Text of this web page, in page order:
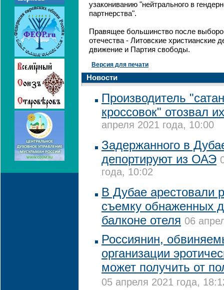
узакониванию "нейтрального в
партнерства".
Правящее большинство после
отечества - Литовские христианские
движение и Партия свободы.
Версия для печати
Новости
Производитель
кроссовок" отозвал
апреля 2021 года, 10:00
Задержанного в
депортируют из ОАЭ
года, 10:02
В Дубае арестовали
съемку обнаженных
балконе отеля 06
Россиянин,
организации
может получить от
05 апреля 2021 года,